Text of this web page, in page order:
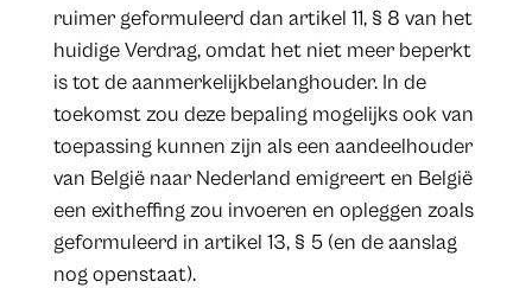
ruimer geformuleerd dan artikel 11, § 8 van het
huidige Verdrag, omdat het niet meer beperkt
is tot de aanmerkelijkbelanghouder. In de
toekomst zou deze bepaling mogelijks ook van
toepassing kunnen zijn als een aandeelhouder
van België naar Nederland emigreert en België
een exitheffing zou invoeren en opleggen zoals
geformuleerd in artikel 13, § 5 (en de aanslag
nog openstaat).